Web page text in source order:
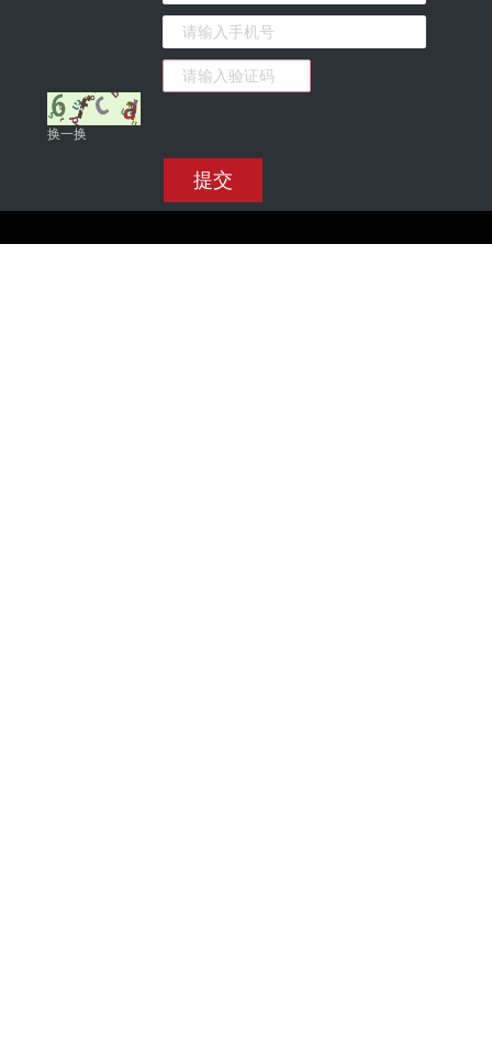
换一换
提交